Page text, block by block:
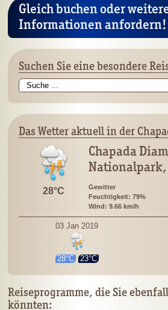
Gleich buchen oder
Informationen anfordern!
Suchen Sie eine besondere
Das Wetter aktuell in der
28°C
Chapada
Nationalpark,
Gewitter
Feuchtigkeit: 79%
Wind: 9.66 km/h
03 Jan 2019
28°C 23°C
Reiseprogramme, die Sie
könnten: